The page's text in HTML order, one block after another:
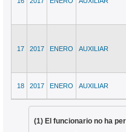
17 2017 ENERO AUXILIAR
18 2017 ENERO AUXILIAR
(1) El funcionario no ha